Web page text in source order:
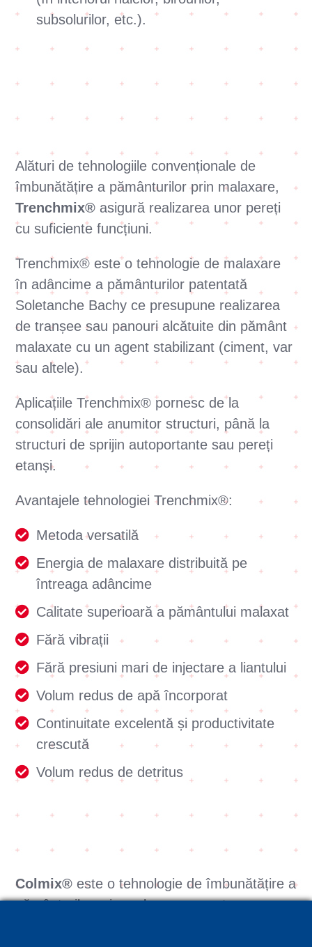
subsolurilor, etc.).
Alături de tehnologiile convenționale de
îmbunătățire a pământurilor prin malaxare,
Trenchmix® asigură realizarea unor pereți
cu suficiente funcțiuni.
Trenchmix® este o tehnologie de malaxare
în adâncime a pământurilor patentată
Soletanche Bachy ce presupune realizarea
de tranșee sau panouri alcătuite din pământ
malaxate cu un agent stabilizant (ciment, var
sau altele).
Aplicațiile Trenchmix® pornesc de la
consolidări ale anumitor structuri, până la
structuri de sprijin autoportante sau pereți
etanși.
Avantajele tehnologiei Trenchmix®:
Metoda versatilă
Energia de malaxare distribuită pe
întreaga adâncime
Calitate superioară a pământului malaxat
Fără vibrații
Fără presiuni mari de injectare a liantului
Volum redus de apă încorporat
Continuitate excelentă și productivitate
crescută
Volum redus de detritus
Colmix® este o tehnologie de îmbunătățire a
pământurilor prin malaxarea acestora cu un